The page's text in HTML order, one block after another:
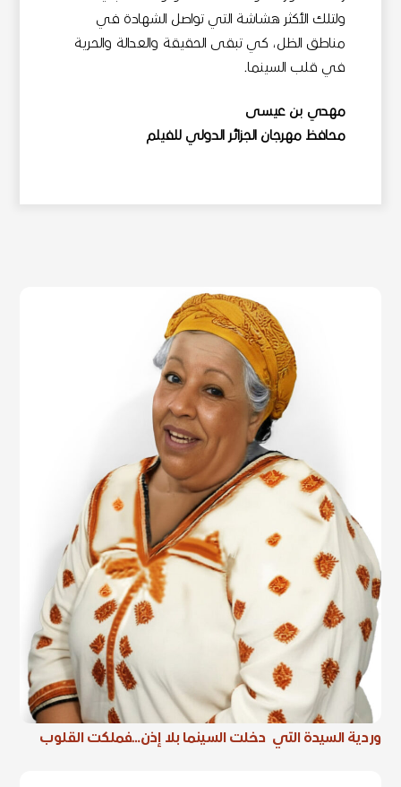
ولتلك الأكثر هشاشة التي تواصل الشهادة في
مناطق الظل، كي تبقى الحقيقة والعدالة والحرية
في قلب السينما.
مهدي بن عيسى
محافظ مهرجان الجزائر الدولي للفيلم
وردية السيدة التي دخلت السينما بلا إذن…فملكت القلوب